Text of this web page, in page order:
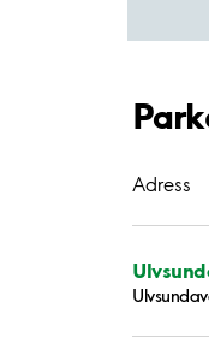
Adress